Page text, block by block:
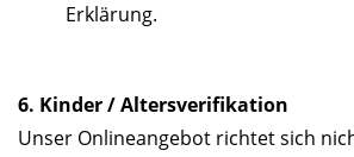
Erklärung.
6. Kinder / Altersverifikation
Unser Onlineangebot richtet sich